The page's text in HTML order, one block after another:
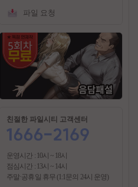
파일 요청
친절한 파일시티 고객센터
운영시간 : 10시 ~ 18시
점심시간 : 13시 ~ 14시
주말·공휴일 휴무 (1:1문의 24시 운영)